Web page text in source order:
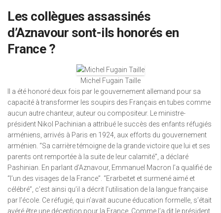
Les collègues assassinés
d’Aznavour sont-ils honorés en
France ?
Michel Fugain Taille
Il a été honoré deux fois par le gouvernement allemand pour sa
capacité à transformer les soupirs des Français en tubes comme
aucun autre chanteur, auteur ou compositeur. Le ministre-
président Nikol Pachinian a attribué le succès des enfants réfugiés
arméniens, arrivés à Paris en 1924, aux efforts du gouvernement
arménien. “Sa carrière témoigne de la grande victoire que lui et ses
parents ont remportée à la suite de leur calamité”, a déclaré
Pashinian. En parlant d’Aznavour, Emmanuel Macron l’a qualifié de
“l’un des visages de la France”. “Erarbeitet et surmené aimé et
célébré”, c’est ainsi qu’il a décrit l’utilisation de la langue française
par l’école. Ce réfugié, qui n’avait aucune éducation formelle, s’était
avéré être une déception pour la France. Comme l’a dit le président,